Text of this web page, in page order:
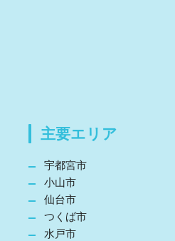
主要エリア
宇都宮市
小山市
仙台市
つくば市
水戸市